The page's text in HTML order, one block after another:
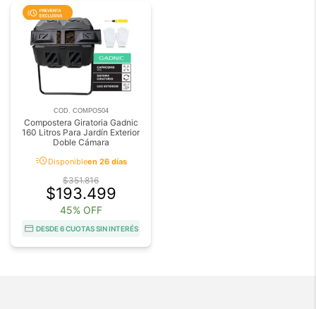
COD. COMPOS04
Compostera Giratoria Gadnic
160 Litros Para Jardín Exterior
Doble Cámara
acuteDisponibleen 26 días
$351.816
$193.499
45% OFF
DESDE 6 CUOTAS SIN INTERÉS